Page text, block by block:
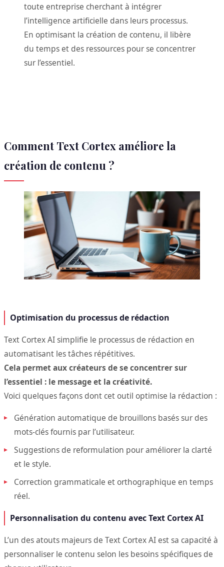
toute entreprise cherchant à intégrer
l’intelligence artificielle dans leurs processus.
En optimisant la création de contenu, il libère
du temps et des ressources pour se concentrer
sur l’essentiel.
Comment Text Cortex améliore la
création de contenu ?
Optimisation du processus de rédaction
Text Cortex AI simplifie le processus de rédaction en
automatisant les tâches répétitives.
Cela permet aux créateurs de se concentrer sur
l’essentiel : le message et la créativité.
Voici quelques façons dont cet outil optimise la rédaction :
Génération automatique de brouillons basés sur des
mots-clés fournis par l’utilisateur.
Suggestions de reformulation pour améliorer la clarté
et le style.
Correction grammaticale et orthographique en temps
réel.
Personnalisation du contenu avec Text Cortex AI
L’un des atouts majeurs de Text Cortex AI est sa capacité à
personnaliser le contenu selon les besoins spécifiques de